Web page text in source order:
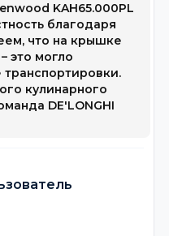
KAH65.000PL
благодаря
что на крышке
это могло
кулинарного
DE'LONGHI